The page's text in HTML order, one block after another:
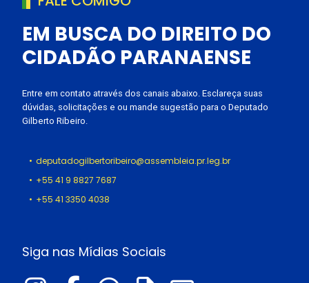
EM BUSCA DO DIREITO DO
CIDADÃO PARANAENSE
Entre em contato através dos canais abaixo. Esclareça suas
dúvidas, solicitações e ou mande sugestão para o Deputado
Gilberto Ribeiro.
deputadogilbertoribeiro@assembleia.pr.leg.br
+55 41 9 8827 7687
+55 41 3350 4038
Siga nas Mídias Sociais